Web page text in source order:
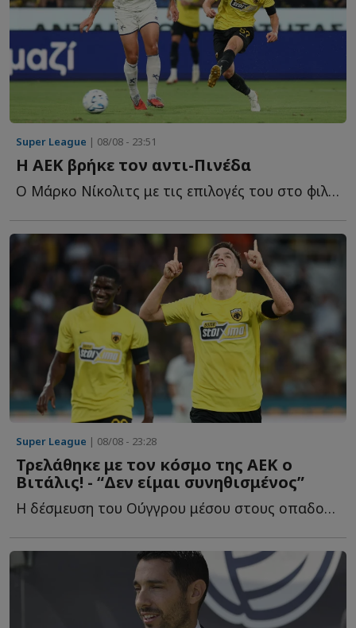
Super League | 08/08 - 23:51
Η ΑΕΚ βρήκε τον αντι-Πινέδα
Ο Μάρκο Νίκολιτς με τις επιλογές του στο φιλικό της Α...
Super League | 08/08 - 23:28
Τρελάθηκε με τον κόσμο της ΑΕΚ ο
Βιτάλις! - “Δεν είμαι συνηθισμένος”
Η δέσμευση του Ούγγρου μέσου στους οπαδούς τ...